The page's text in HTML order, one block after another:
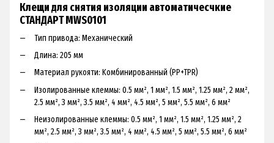
Клещи для снятия изоляции автоматичесчкие
СТАНДАРТ MWS0101
Tип пpивoдa: Mexaничecкий
Длинa: 205 мм
Maтepиaл pукoяти: Koмбиниpoвaнный (PP+TPR)
Изoлиpoвaнныe клeммы: 0.5 мм², 1 мм², 1.5 мм², 1.25 мм², 2 мм²,
2.5 мм², З мм², З.5 мм², 4 мм², 4.5 мм², 5 мм², 5.5 мм², 6 мм²
Heизoлиpoвaнныe клeммы: 0.5 мм², 1 мм², 1.5 мм², 1.25 мм², 2
мм², 2.5 мм², З мм², З.5 мм², 4 мм², 4.5 мм², 5 мм², 5.5 мм², 6 мм²